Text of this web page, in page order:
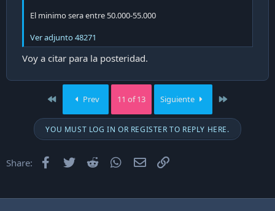
El minimo sera entre 50.000-55.000
Ver adjunto 48271
Voy a citar para la posteridad.
First Prev 11 of 13 Siguiente
YOU MUST LOG IN OR REGISTER TO REPLY HERE.
Share: Facebook
Twitter Reddit WhatsApp
Email